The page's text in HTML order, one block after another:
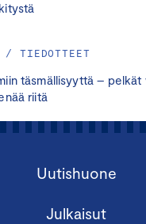
TIEDOTTEET
täsmällisyyttä – pelkät
riitä
Uutishuone
Julkaisut